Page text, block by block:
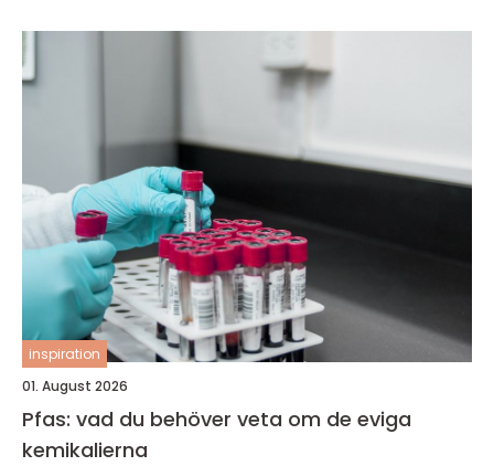
inspiration
01. August 2026
Pfas: vad du behöver veta om de eviga
kemikalierna